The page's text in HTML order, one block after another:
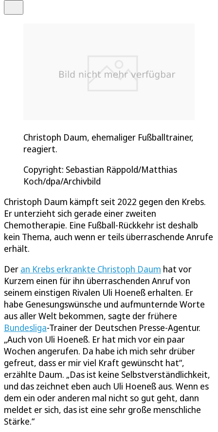
Christoph Daum, ehemaliger Fußballtrainer,
reagiert.
Copyright: Sebastian Räppold/Matthias
Koch/dpa/Archivbild
Christoph Daum kämpft seit 2022 gegen den Krebs.
Er unterzieht sich gerade einer zweiten
Chemotherapie. Eine Fußball-Rückkehr ist deshalb
kein Thema, auch wenn er teils überraschende Anrufe
erhält.
Der an Krebs erkrankte Christoph Daum hat vor
Kurzem einen für ihn überraschenden Anruf von
seinem einstigen Rivalen Uli Hoeneß erhalten. Er
habe Genesungswünsche und aufmunternde Worte
aus aller Welt bekommen, sagte der frühere
Bundesliga-Trainer der Deutschen Presse-Agentur.
„Auch von Uli Hoeneß. Er hat mich vor ein paar
Wochen angerufen. Da habe ich mich sehr drüber
gefreut, dass er mir viel Kraft gewünscht hat“,
erzählte Daum. „Das ist keine Selbstverständlichkeit,
und das zeichnet eben auch Uli Hoeneß aus. Wenn es
dem ein oder anderen mal nicht so gut geht, dann
meldet er sich, das ist eine sehr große menschliche
Stärke.“